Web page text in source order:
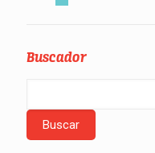
Buscador